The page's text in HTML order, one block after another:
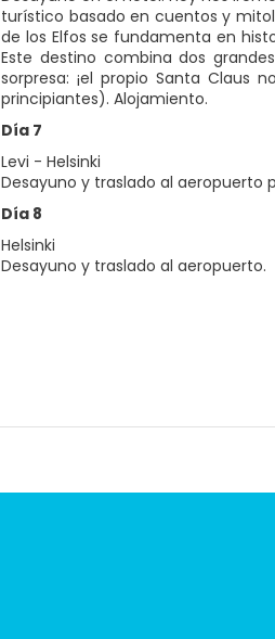
turístico basado en cuentos y
de los Elfos se fundamenta en
Este destino combina dos
sorpresa: ¡el propio Santa Claus
principiantes). Alojamiento.
Día 7
Levi - Helsinki
Desayuno y traslado al aeropuerto
Día 8
Helsinki
Desayuno y traslado al aeropuerto.